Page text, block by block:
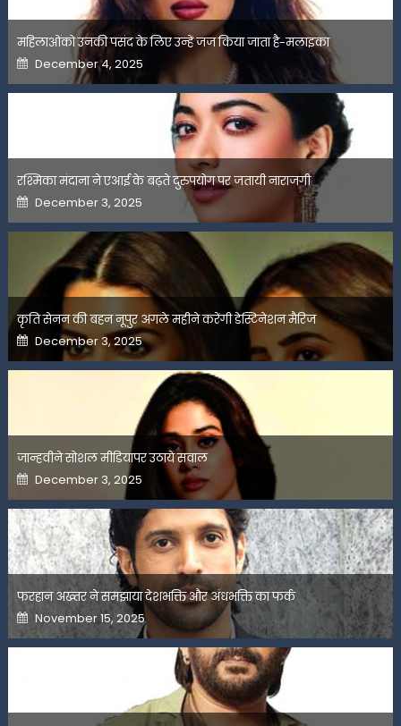
महिलाओंको उनकी पसंद के लिए उन्हें जज किया जाता है-मलाइका
Posted
on
December 4, 2025
रश्मिका मंदाना ने एआई के बढ़ते दुरुपयोग पर जतायी नाराजगी
Posted
on
December 3, 2025
कृति सेनन की बहन नूपुर अगले महीने करेंगी डेस्टिनेशन मैरिज
Posted
on
December 3, 2025
जान्हवीने सोशल मीडियापर उठाये सवाल
Posted
on
December 3, 2025
फरहान अख्तर ने समझाया देशभक्ति और अंधभक्ति का फर्क
Posted
on
November 15, 2025